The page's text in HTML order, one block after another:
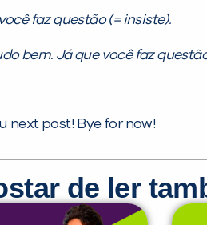
faz questão (= insiste).
bem. Já que você faz
next post! Bye for now!
de ler